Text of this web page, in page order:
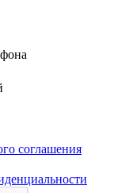
соглашения